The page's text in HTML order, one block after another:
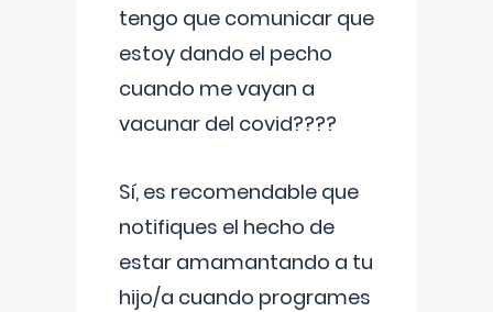
tengo que comunicar que
estoy dando el pecho
cuando me vayan a
vacunar del covid????
Sí, es recomendable que
notifiques el hecho de
estar amamantando a tu
hijo/a cuando programes